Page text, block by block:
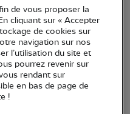
nuit à Saint-Cyr quand
Profitez de cette
dans une ambiance
de vous proposer la
cliquant sur « Accepter
de cookies sur
navigation sur nos
l’utilisation du site et
pourrez revenir sur
rendant sur
en bas de page de
!